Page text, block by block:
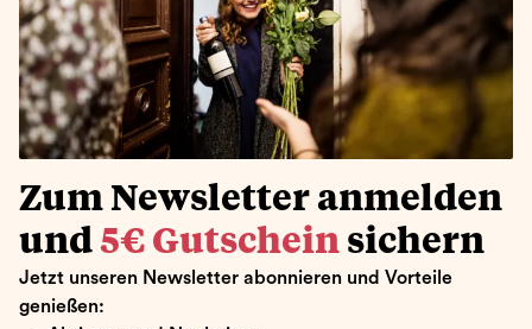
Zum Newsletter anmelden
und 5€ Gutschein sichern
Jetzt unseren Newsletter abonnieren und Vorteile
genießen: